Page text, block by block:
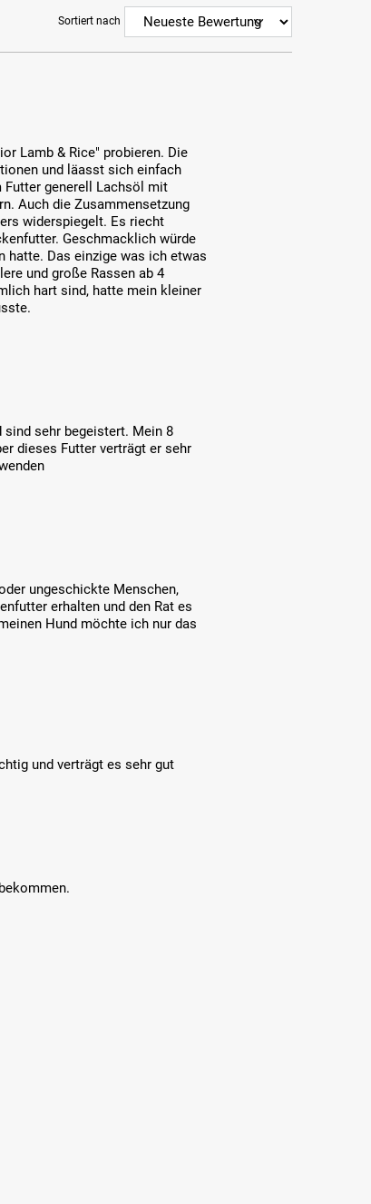
Sortiert nach
Lamb & Rice" probieren. Die
und läasst sich einfach
Futter generell Lachsöl mit
Auch die Zusammensetzung
widerspiegelt. Es riecht
Geschmacklich würde
hatte. Das einzige was ich etwas
und große Rassen ab 4
hart sind, hatte mein kleiner
sehr begeistert. Mein 8
dieses Futter verträgt er sehr
ungeschickte Menschen,
erhalten und den Rat es
Hund möchte ich nur das
und verträgt es sehr gut